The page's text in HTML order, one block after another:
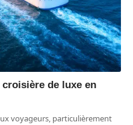
de luxe en
voyageurs, particulièrement